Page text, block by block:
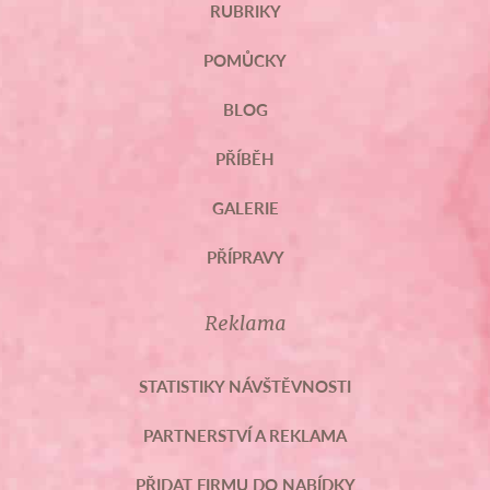
RUBRIKY
POMŮCKY
BLOG
PŘÍBĚH
GALERIE
PŘÍPRAVY
Reklama
STATISTIKY NÁVŠTĚVNOSTI
PARTNERSTVÍ A REKLAMA
PŘIDAT FIRMU DO NABÍDKY